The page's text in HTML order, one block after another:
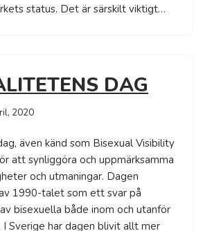
status. Det är särskilt viktigt…
DAG
2020
även känd som Bisexual Visibility
att synliggöra och uppmärksamma
och utmaningar. Dagen
1990-talet som ett svar på
bisexuella både inom och utanför
I Sverige har dagen blivit allt mer